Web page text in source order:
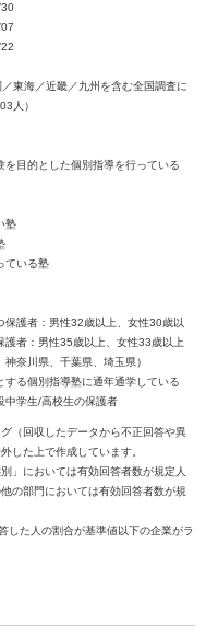
東海／近畿／九州を含む全国調査に
人）
を目的とした個別指導を行っている
塾
ている塾
保護者：男性32歳以上、女性30歳以
護者：男性35歳以上、女性33歳以上
奈川県、千葉県、埼玉県）
する個別指導塾に通年通学している
中学生/高校生の保護者
（回収したデータから不正回答や異
した上で作成しています。
」においては有効回答者数が規定人
の部門においては有効回答者数が規
た人の割合が基準値以下の企業がラ